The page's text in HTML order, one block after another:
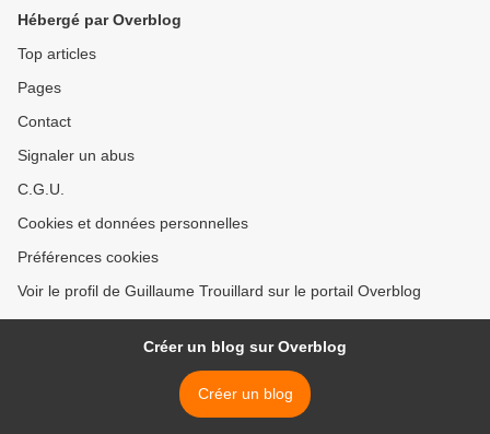
Hébergé par Overblog
Top articles
Pages
Contact
Signaler un abus
C.G.U.
Cookies et données personnelles
Préférences cookies
Voir le profil de Guillaume Trouillard sur le portail Overblog
Créer un blog sur Overblog
Créer un blog